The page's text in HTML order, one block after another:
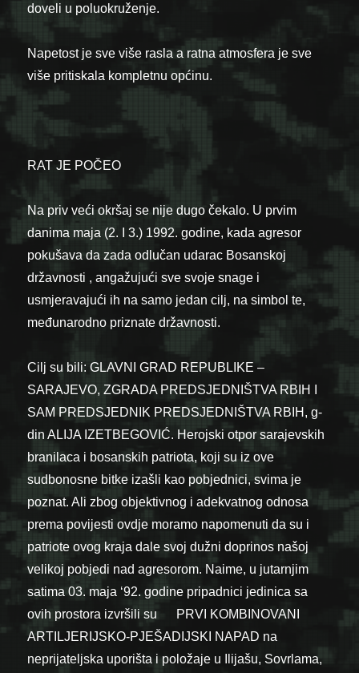
doveli u poluokruženje.
Napetost je sve više rasla a ratna atmosfera je sve
više pritiskala kompletnu općinu.
RAT JE POČEO
Na priv veći okršaj se nije dugo čekalo. U prvim
danima maja (2. I 3.) 1992. godine, kada agresor
pokušava da zada odlučan udarac Bosanskoj
državnosti , angažujući sve svoje snage i
usmjeravajući ih na samo jedan cilj, na simbol te,
međunarodno priznate državnosti.
Cilj su bili: GLAVNI GRAD REPUBLIKE –
SARAJEVO, ZGRADA PREDSJEDNIŠTVA RBIH I
SAM PREDSJEDNIK PREDSJEDNIŠTVA RBIH, g-
din ALIJA IZETBEGOVIĆ. Herojski otpor sarajevskih
branilaca i bosanskih patriota, koji su iz ove
sudbonosne bitke izašli kao pobjednici, svima je
poznat. Ali zbog objektivnog i adekvatnog odnosa
prema povijesti ovdje moramo napomenuti da su i
patriote ovog kraja dale svoj dužni doprinos našoj
velikoj pobjedi nad agresorom. Naime, u jutarnjim
satima 03. maja ‘92. godine pripadnici jedinica sa
ovih prostora izvršili su PRVI KOMBINOVANI
ARTILJERIJSKO-PJEŠADIJSKI NAPAD na
neprijateljska uporišta i položaje u Ilijašu, Sovrlama,